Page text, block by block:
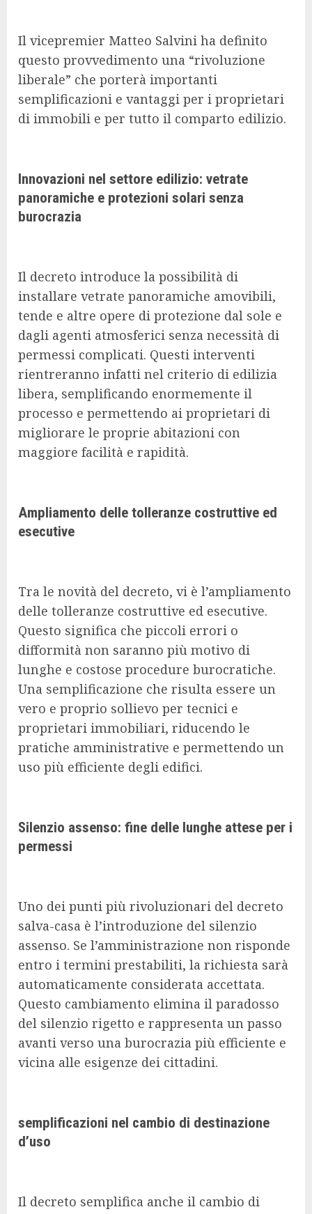
Il vicepremier Matteo Salvini ha definito
questo provvedimento una “rivoluzione
liberale” che porterà importanti
semplificazioni e vantaggi per i proprietari
di immobili e per tutto il comparto edilizio.
Innovazioni nel settore edilizio: vetrate
panoramiche e protezioni solari senza
burocrazia
Il decreto introduce la possibilità di
installare vetrate panoramiche amovibili,
tende e altre opere di protezione dal sole e
dagli agenti atmosferici senza necessità di
permessi complicati. Questi interventi
rientreranno infatti nel criterio di edilizia
libera, semplificando enormemente il
processo e permettendo ai proprietari di
migliorare le proprie abitazioni con
maggiore facilità e rapidità.
Ampliamento delle tolleranze costruttive ed
esecutive
Tra le novità del decreto, vi è l’ampliamento
delle tolleranze costruttive ed esecutive.
Questo significa che piccoli errori o
difformità non saranno più motivo di
lunghe e costose procedure burocratiche.
Una semplificazione che risulta essere un
vero e proprio sollievo per tecnici e
proprietari immobiliari, riducendo le
pratiche amministrative e permettendo un
uso più efficiente degli edifici.
Silenzio assenso: fine delle lunghe attese per i
permessi
Uno dei punti più rivoluzionari del decreto
salva-casa è l’introduzione del silenzio
assenso. Se l’amministrazione non risponde
entro i termini prestabiliti, la richiesta sarà
automaticamente considerata accettata.
Questo cambiamento elimina il paradosso
del silenzio rigetto e rappresenta un passo
avanti verso una burocrazia più efficiente e
vicina alle esigenze dei cittadini.
semplificazioni nel cambio di destinazione
d’uso
Il decreto semplifica anche il cambio di